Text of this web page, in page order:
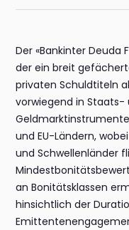
Der «Bankinter Deuda
der ein breit
privaten Schuldtiteln
vorwiegend in Staats-
und EU-Ländern,
und Schwellenländer
an Bonitätsklassen
hinsichtlich der